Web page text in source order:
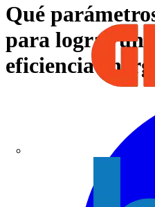
Qué
para lograr
eficiencia